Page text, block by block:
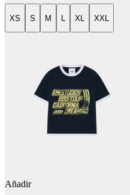
XS S M L XL XXL
Añadir